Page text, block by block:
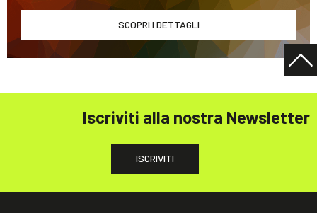
SCOPRI I DETTAGLI
Iscriviti alla nostra Newsletter
ISCRIVITI